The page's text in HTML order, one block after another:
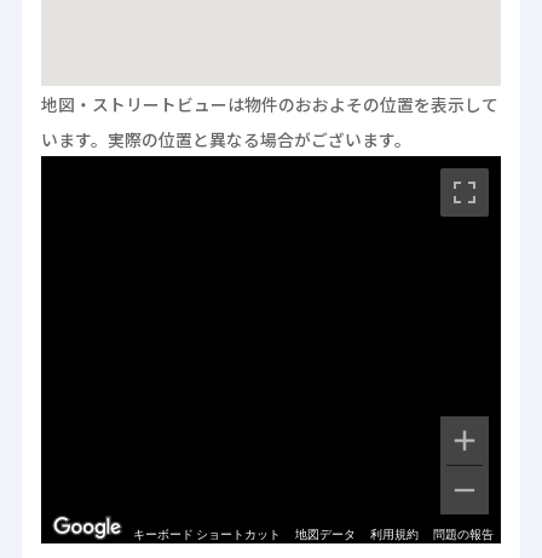
地図・ストリートビューは物件のおおよその位置を表示して
います。 実際の位置と異なる場合がございます。
キーボード ショートカット 地図データ 利用規約 問題の報告